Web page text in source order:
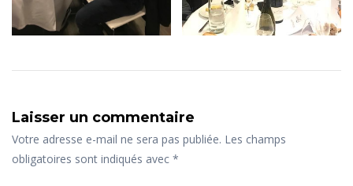
Laisser un commentaire
Votre adresse e-mail ne sera pas publiée. Les champs
obligatoires sont indiqués avec *